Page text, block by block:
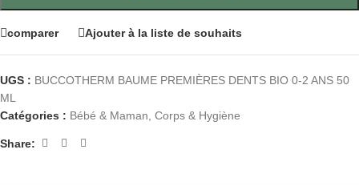
comparer Ajouter à la liste de souhaits
UGS : BUCCOTHERM BAUME PREMIÈRES DENTS BIO 0-2 ANS 50
ML
Catégories : Bébé & Maman Corps & Hygiène
Share: